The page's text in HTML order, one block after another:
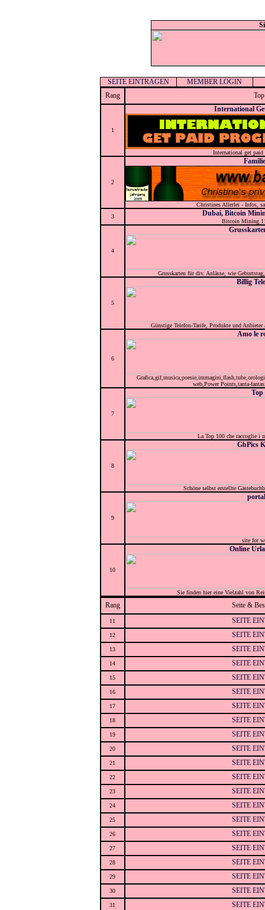
SEITE EINTRAGEN
MEMBER LOGIN
Rang
1
International
International get
2
Christines Allerlei - Infos,
3
Dubai, Bitcoin
Bitcoin Mining
4
Grusskarten für div. Anlässe, wie
5
Billig
Günstige Telefon-Tarife, Produkte und
6
Amo le
web,Power Points,tanta-
7
Top
La Top 100 che raccoglie i
8
GbPics
Schöne selbst erstellte
9
site for
10
Online
Sie finden hier eine Vielzahl von
Rang Seite &
11 SEITE
12 SEITE
13 SEITE
14 SEITE
15 SEITE
16 SEITE
17 SEITE
18 SEITE
19 SEITE
20 SEITE
21 SEITE
22 SEITE
23 SEITE
24 SEITE
25 SEITE
26 SEITE
27 SEITE
28 SEITE
29 SEITE
30 SEITE
31 SEITE